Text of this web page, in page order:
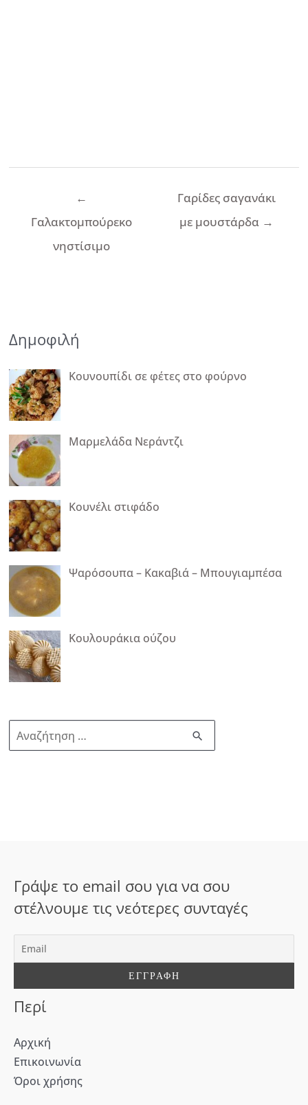
←
Γαλακτομπούρεκο
νηστίσιμο
Γαρίδες σαγανάκι
με μουστάρδα →
Δημοφιλή
Κουνουπίδι σε φέτες στο φούρνο
Μαρμελάδα Νεράντζι
Κουνέλι στιφάδο
Ψαρόσουπα – Κακαβιά – Μπουγιαμπέσα
Κουλουράκια ούζου
ν
σ
α
Γράψε το email σου για να σου
στέλνουμε τις νεότερες συνταγές
Περί
Αρχική
Επικοινωνία
Όροι χρήσης